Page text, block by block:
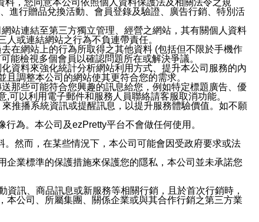
進行贈品兌換活動、會員登錄及驗證、廣告行銷、特別活
站連結至第三方獨立管理、經營之網站，其有關個人資料
或連結網站之行為不負連帶責任。
在網站上的行為所取得之其他資料 (包括但不限於手機作
能檢視多個會員以確認問題所在或解決爭議。
資料來強化統計分析網站利用方式、提升本公司服務的內
調整本公司的網站使其更符合您的需求。
那些可能符合您興趣的訊息給您，例如特定標題廣告、優
以利用電子郵件和服務人員聯絡請客服取消功能。
推播系統資訊或提醒訊息，以提升服務體驗價值。如不願
為。本公司及ezPretty平台不會做任何使用。
然而，在某些情況下，本公司可能會因受政府要求或法
業標準的保護措施來保護您的隱私，本公司並未承諾您
訊、商品訊息或新服務等相關行銷，且於首次行銷時，
公司、所屬集團、關係企業或與其合作行銷之第三方業